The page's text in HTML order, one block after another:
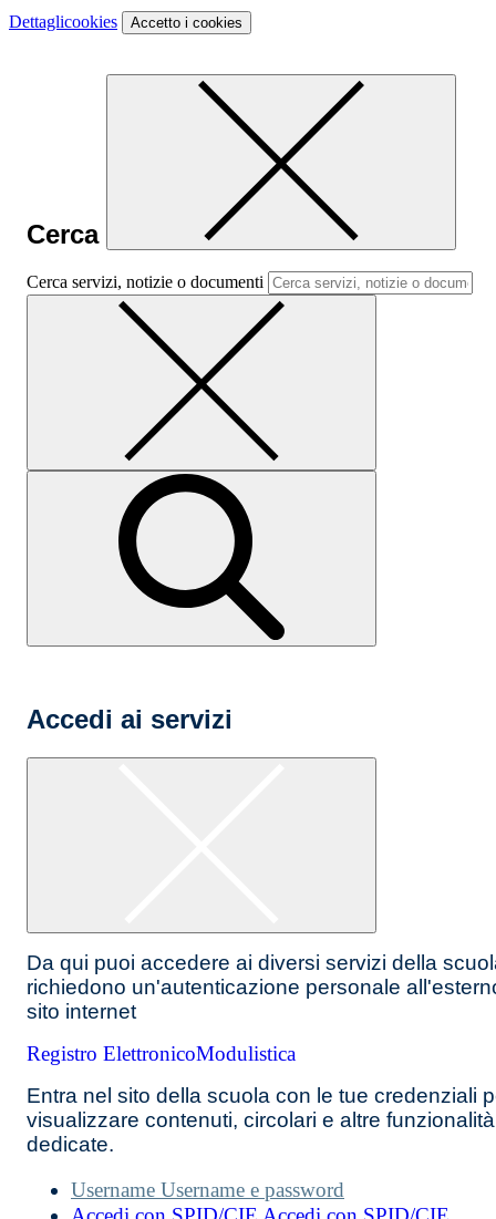
Dettaglicookies Accetto i cookies
Cerca
Cerca servizi, notizie o documenti
Accedi ai servizi
Da qui puoi accedere ai diversi servizi della
richiedono un'autenticazione personale
sito internet
Registro ElettronicoModulistica
Entra nel sito della scuola con le tue credenziali
visualizzare contenuti, circolari e altre
dedicate.
Username Username e password